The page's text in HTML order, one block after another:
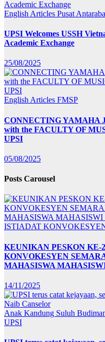
English Articles Pusat
UPSI Welcomes USSH
Academic Exchange
25/08/2025
English Articles FMSP
CONNECTING YAMAHA
with the FACULTY OF
UPSI
05/08/2025
Posts Carousel
ISTIADAT
KEUNIKAN PESKON KE-
KONVOKESYEN
MAHASISWA
14/11/2025
Anak Kandung Suluh
UPSI